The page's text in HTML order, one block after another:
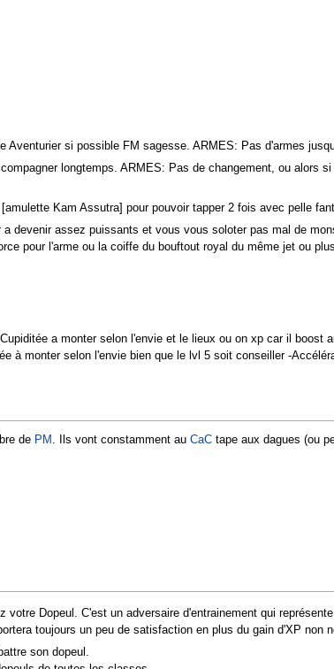
Aventurier si possible FM sagesse. ARMES: Pas d'armes
longtemps. ARMES: Pas de changement, ou alors
Kam Assutra] pour pouvoir tapper 2 fois avec pelle
devenir assez puissants et vous vous soloter pas mal de
pour l'arme ou la coiffe du bouftout royal du même jet ou
a monter selon l'envie et le lieux ou on xp car il
à monter selon l'envie bien que le lvl 5 soit conseiller -
de PM . Ils vont constamment au CaCtape aux dagues (ou
Dopeul. C'est un adversaire d'entrainement qui
toujours un peu de satisfaction en plus du gain d'XP non
son dopeul.